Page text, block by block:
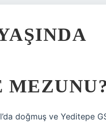
doğmuş ve Yeditepe